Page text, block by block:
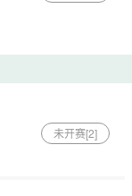
未开赛[2]